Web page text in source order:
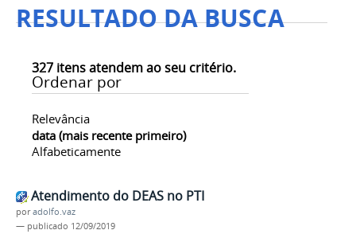
RESULTADO DA BUSCA
327 itens atendem ao seu critério.
Ordenar por
Relevância
data (mais recente primeiro)
Alfabeticamente
Atendimento do DEAS no PTI
poradolfo.vaz
— publicado 12/09/2019